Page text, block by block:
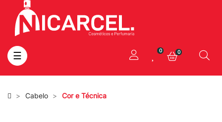
Toggle
navigation
☰ 0 0
Cabelo Cor e Técnica